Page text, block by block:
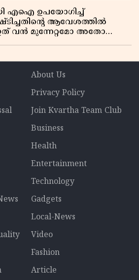
എഐ ഉപയോഗിച്ച്
ആവേശത്തിൽ
വൻ മുന്നേറ്റമോ അതോ
About Us
Privacy Policy
Join Kvartha Team Club
Business
Health
Entertainment
Technology
Gadgets
Local-News
Video
Fashion
Article